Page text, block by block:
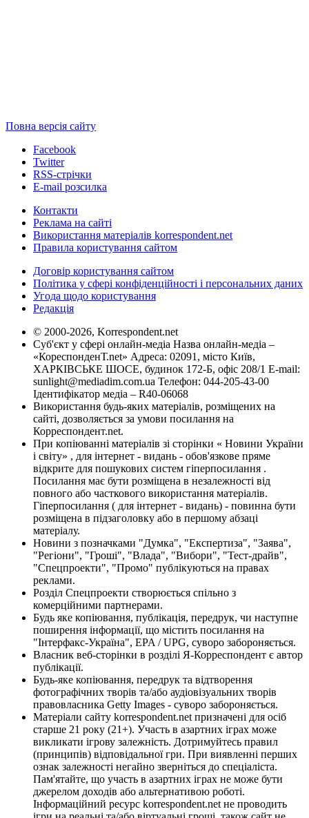
Повна версія сайту
Facebook
Twitter
RSS-стрічки
E-mail розсилка
Контакти
Реклама на сайті
Використання матеріалів korrespondent.net
Правила користування сайтом
Договір користування сайтом
Політика у сфері конфіденційності і персональних даних
Угода щодо користування
Редакція
© 2000-2026, Korrespondent.net
Суб'єкт у сфері онлайн-медіа Назва онлайн-медіа –
«КореспонденТ.net» Адреса: 02091, місто Київ,
ХАРКІВСЬКЕ ШОСЕ, будинок 172-Б, офіс 208/1 E-mail:
sunlight@mediadim.com.ua Телефон: 044-205-43-00
Ідентифікатор медіа – R40-06068
Використання будь-яких матеріалів, розміщених на
сайті, дозволяється за умови посилання на
Корреспондент.net.
При копіюванні матеріалів зі сторінки « Новини України
і світу» , для інтернет - видань - обов'язкове пряме
відкрите для пошукових систем гіперпосилання .
Посилання має бути розміщена в незалежності від
повного або часткового використання матеріалів.
Гіперпосилання ( для інтернет - видань) - повинна бути
розміщена в підзаголовку або в першому абзаці
матеріалу.
Новини з позначками "Думка", "Експертиза", "Заява",
"Регіони", "Гроші", "Влада", "Вибори", "Тест-драйв",
"Спецпроекти", "Промо" публікуються на правах
реклами.
Розділ Спецпроекти створюється спільно з
комерційними партнерами.
Будь яке копіювання, публікація, передрук, чи наступне
поширення інформації, що містить посилання на
"Інтерфакс-Україна", EPA / UPG, суворо забороняється.
Власник веб-сторінки в розділі Я-Корреспондент є автор
публікації.
Будь-яке копіювання, передрук та відтворення
фотографічних творів та/або аудіовізуальних творів
правовласника Getty Images - суворо забороняється.
Матеріали сайту korrespondent.net призначені для осіб
старше 21 року (21+). Участь в азартних іграх може
викликати ігрову залежність. Дотримуйтесь правил
(принципів) відповідальної гри. При виявленні перших
ознак залежності негайно зверніться до спеціаліста.
Пам'ятайте, що участь в азартних іграх не може бути
джерелом доходів або альтернативою роботі.
Інформаційний ресурс korrespondent.net не проводить